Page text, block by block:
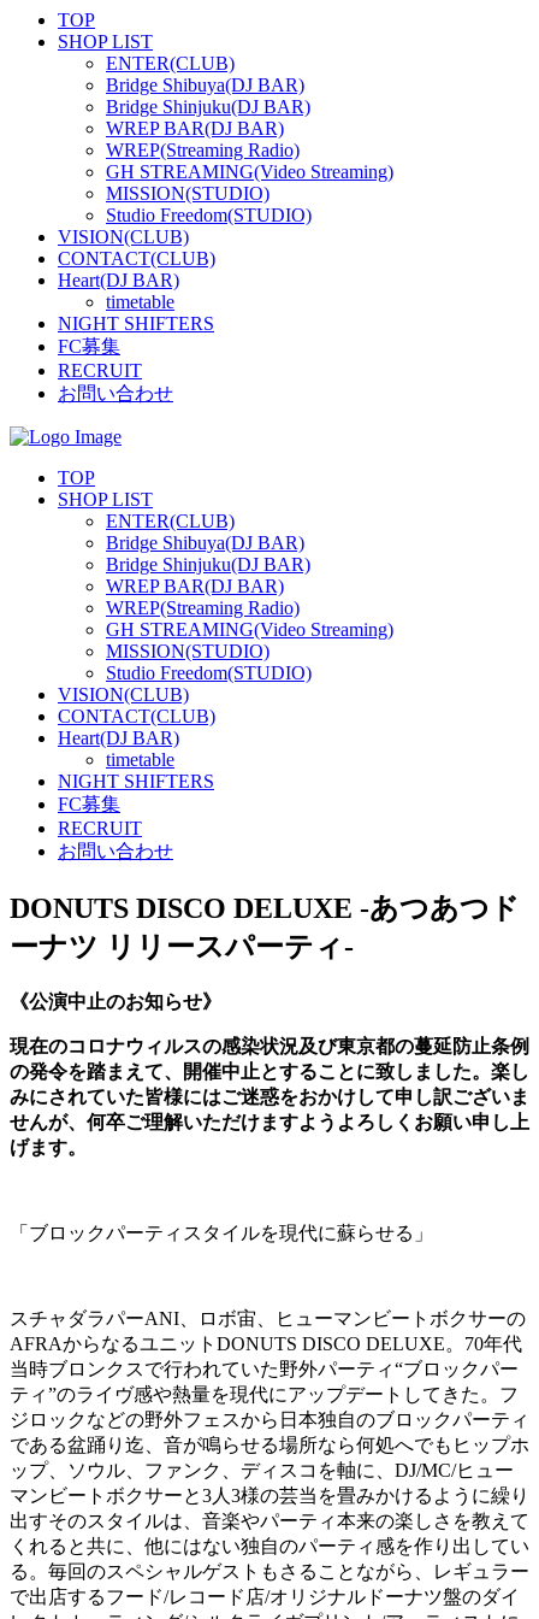
TOP
SHOP LIST
ENTER(CLUB)
Bridge Shibuya(DJ BAR)
Bridge Shinjuku(DJ BAR)
WREP BAR(DJ BAR)
WREP(Streaming Radio)
GH STREAMING(Video Streaming)
MISSION(STUDIO)
Studio Freedom(STUDIO)
VISION(CLUB)
CONTACT(CLUB)
Heart(DJ BAR)
timetable
NIGHT SHIFTERS
FC募集
RECRUIT
お問い合わせ
TOP
SHOP LIST
ENTER(CLUB)
Bridge Shibuya(DJ BAR)
Bridge Shinjuku(DJ BAR)
WREP BAR(DJ BAR)
WREP(Streaming Radio)
GH STREAMING(Video Streaming)
MISSION(STUDIO)
Studio Freedom(STUDIO)
VISION(CLUB)
CONTACT(CLUB)
Heart(DJ BAR)
timetable
NIGHT SHIFTERS
FC募集
RECRUIT
お問い合わせ
DONUTS DISCO DELUXE -あつあつド
ーナツ リリースパーティ-
《公演中止のお知らせ》
現在のコロナウィルスの感染状況及び東京都の蔓延防止条例
の発令を踏まえて、開催中止とすることに致しました。楽し
みにされていた皆様にはご迷惑をおかけして申し訳ございま
せんが、何卒ご理解いただけますようよろしくお願い申し上
げます。
「ブロックパーティスタイルを現代に蘇らせる」
スチャダラパーANI 、ロボ宙、ヒューマンビートボクサーの
AFRAからなるユニット DONUTS DISCO DELUXE。 70年代
当時ブロンクスで行われていた野外パーティ“ブロックパー
ティ”のライヴ感や熱量を現代にアップデートしてきた。フ
ジロックなどの野外フェスから日本独自のブロックパーティ
である盆踊り迄、音が鳴らせる場所なら何処へでもヒップホ
ップ、ソウル、ファンク、ディスコを軸に、 DJ/MC/ヒュー
マンビートボクサーと3人 3様の芸当を畳みかけるように繰り
出すそのスタイルは、音楽やパーティ本来の楽しさを教えて
くれると共に、他にはない独自のパーティ感を作り出してい
る。毎回のスペシャルゲストもさることながら、レギュラー
で出店するフード/レコード店/オリジナルドーナツ盤のダイ